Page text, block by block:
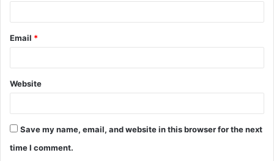
Email *
Website
Save my name, email, and website in this browser for the next
time I comment.